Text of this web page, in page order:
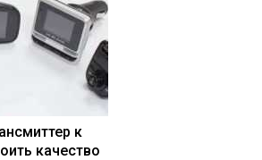
к
качество